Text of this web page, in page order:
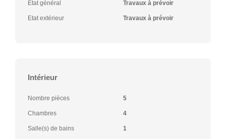
Etat général Travaux à prévoir
Etat extérieur Travaux à prévoir
Intérieur
Nombre pièces 5
Chambres 4
Salle(s) de bains 1